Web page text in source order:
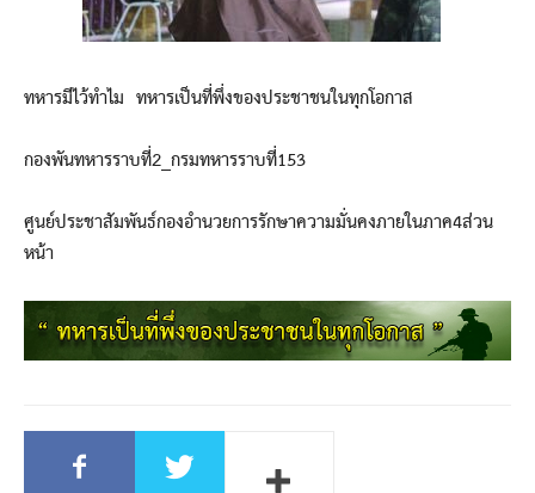
ทหารมีไว้ทำไม ทหารเป็นที่พึ่งของประชาชนในทุกโอกาส
กองพันทหารราบที่2_กรมทหารราบที่153
ศูนย์ประชาสัมพันธ์กองอำนวยการรักษาความมั่นคงภายในภาค4ส่วน
หน้า